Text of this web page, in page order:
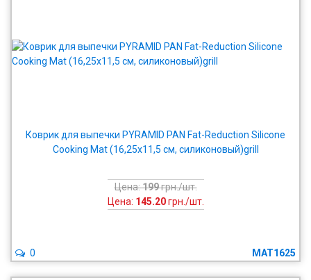
Коврик для выпечки PYRAMID PAN Fat-Reduction Silicone
Cooking Mat (16,25х11,5 см, силиконовый)grill
Цена:199грн./шт.
Цена: 145.20 грн./шт.
MAT1625
0